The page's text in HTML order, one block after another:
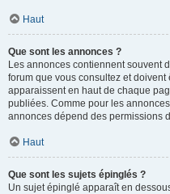
Haut
Que sont les annonces ?
Les annonces contiennent souvent
forum que vous consultez et
apparaissent en haut de chaque
publiées. Comme pour les
annonces dépend des permissions
Haut
Que sont les sujets épinglés ?
Un sujet épinglé apparaît en